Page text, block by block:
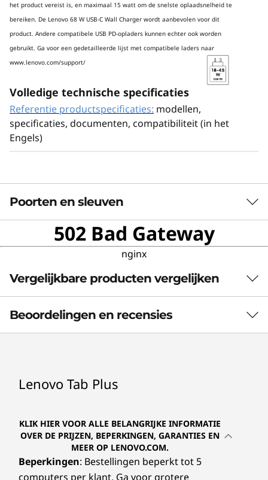
Volledige controle over het geluid met de
volumeknop! De ultieme persoonlijke
entertainmentervaring wordt geleverd met de
optie om het volume nauwkeurig af te stellen
voor je individuele muziek-, video- en game-
apps. Verbeter je audiolandschap voor een
echt uniek luisterervaring.
Dompel jezelf onder in een wereld waar
kleuren opvallen en details tot leven
komen op het 11,5″ 2K-beeldscherm.
het product vereist is, en maximaal 15 watt om de snelste oplaadsnelheid te
bereiken. De Lenovo 68 W USB-C Wall Charger wordt aanbevolen voor dit
product. Andere compatibele USB PD-opladers kunnen echter ook worden
gebruikt. Ga voor een gedetailleerde lijst met compatibele laders naar
www.lenovo.com/support/
Volledige technische specificaties
Referentie productspecificaties: modellen,
specificaties, documenten, compatibiliteit (in het
Engels)
Poorten en sleuven
-USB-C 2.0 (opladen + digitale audio)
-Volumeregelingen
-Microfoons
502 Bad Gateway
nginx
Vergelijkbare producten vergelijken
3 Similiar products selected
WORDT NU
BEKEKEN
Lenovo Tab
Plus
Lenovo Tab
M11
Beoordelingen en recensies
Lenovo Tab Plus
KLIK HIER VOOR ALLE BELANGRIJKE INFORMATIE
OVER DE PRIJZEN, BEPERKINGEN, GARANTIES EN
MEER OP LENOVO.COM.
Beperkingen: Bestellingen beperkt tot 5
computers per klant. Ga voor grotere